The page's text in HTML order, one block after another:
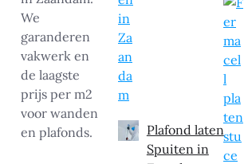
Plafond laten
Spuiten in